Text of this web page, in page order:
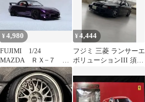
¥4,980
FUJIMI 1/24
MAZDA ＲＸ−７
FD3S〈改〉 完成品
¥4,444
フジミ 三菱 ランサーエ
ボリューションIII 須藤